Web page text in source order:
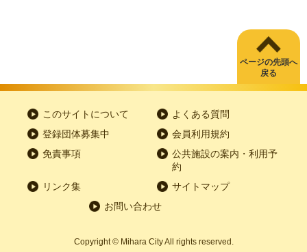
ページの先頭へ
戻る
このサイトについて
よくある質問
登録団体募集中
会員利用規約
免責事項
公共施設の案内・利用予
約
リンク集
サイトマップ
お問い合わせ
Copyright © Mihara City All rights reserved.